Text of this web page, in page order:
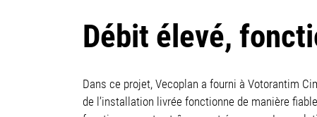
Débit élevé,
Dans ce projet, Vecoplan a fourni à Votorantim
de l’installation livrée fonctionne de manière